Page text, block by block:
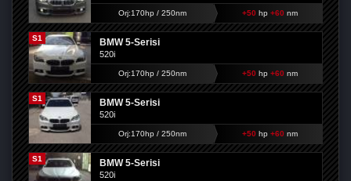
Orj:170hp / 250nm +50 hp +60 nm
S1 BMW 5-Serisi
520i
Orj:170hp / 250nm +50 hp +60 nm
S1 BMW 5-Serisi
520i
Orj:170hp / 250nm +50 hp +60 nm
S1 BMW 5-Serisi
520i